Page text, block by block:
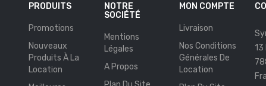
PRODUITS
Promotions
Nouveaux
Produits À La
Location
NOTRE
SOCIÉTÉ
Mentions
Légales
A Propos
MON COMPTE
Livraison
Nos Conditions
Générales De
Location